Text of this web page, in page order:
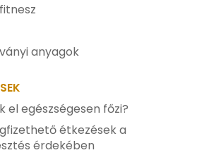
anyagok
el egészségesen főzi?
étkezések a
érdekében